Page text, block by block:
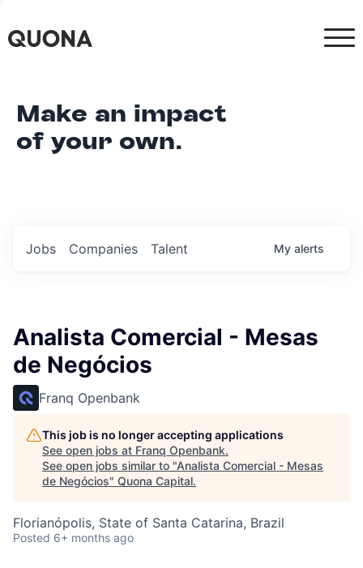
Make an impact
of your own.
Jobs Companies Talent My alerts
Analista Comercial - Mesas
de Negócios
Franq Openbank
This job is no longer accepting applications
See open jobs at Franq Openbank.
See open jobs similar to "Analista Comercial - Mesas
de Negócios" Quona Capital.
Florianópolis, State of Santa Catarina, Brazil
Posted 6+ months ago